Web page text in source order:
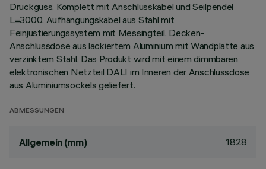
Druckguss. Komplett mit Anschlusskabel und Seilpendel
L=3000. Aufhängungskabel aus Stahl mit
Feinjustierungssystem mit Messingteil. Decken-
Anschlussdose aus lackiertem Aluminium mit Wandplatte aus
verzinktem Stahl. Das Produkt wird mit einem dimmbaren
elektronischen Netzteil DALI im Inneren der Anschlussdose
aus Aluminiumsockels geliefert.
ABMESSUNGEN
Allgemein (mm) 1828